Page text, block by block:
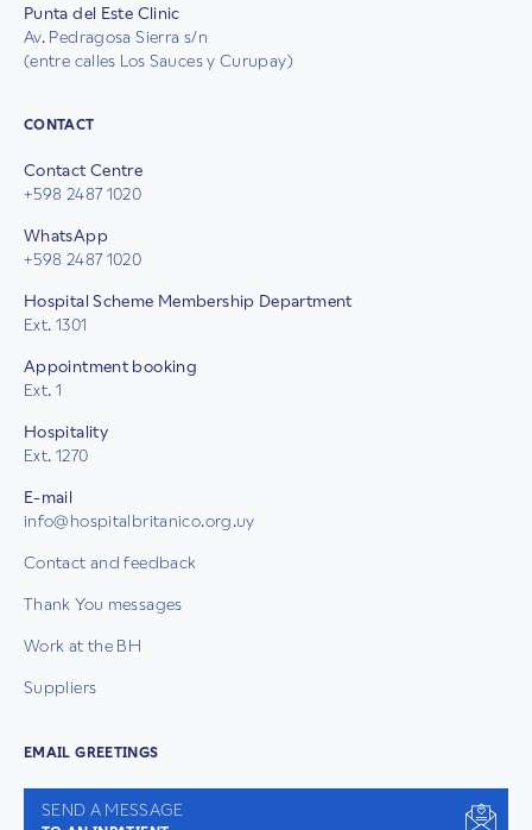
Punta del Este Clinic
Av. Pedragosa Sierra s/n
(entre calles Los Sauces y Curupay)
CONTACT
Contact Centre
+598 2487 1020
WhatsApp
+598 2487 1020
Hospital Scheme Membership Department
Ext. 1301
Appointment booking
Ext. 1
Hospitality
Ext. 1270
E-mail
info@hospitalbritanico.org.uy
Contact and feedback
Thank You messages
Work at the BH
Suppliers
EMAIL GREETINGS
SEND A MESSAGE